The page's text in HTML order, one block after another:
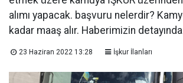
alımı yapacak. başvuru nelerdir?
kadar maaş alır. Haberimizin
23 Haziran 2022 13:28 İşkur İlanları